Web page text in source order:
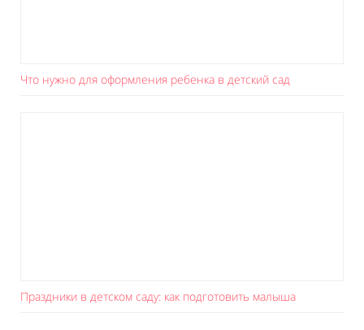
Что нужно для оформления ребенка в детский сад
Праздники в детском саду: как подготовить малыша